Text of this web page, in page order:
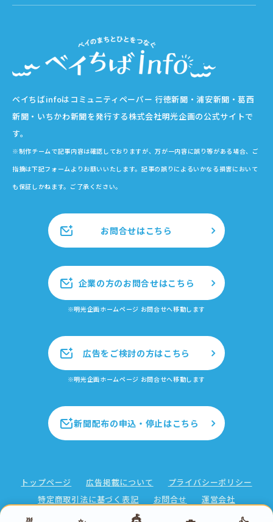
ベイちばinfoはコミュニティペーパー 行徳新聞・浦安新聞・葛西
新聞・いちかわ新聞を発行する株式会社明光企画の公式サイトで
す。
※制作チームで記事内容は確認しておりますが、万が一内容に誤り等がある場合、ご
指摘は下記フォームよりお願いいたします。記事の誤りによるいかなる損害において
も保証しかねます。ご了承ください。
お問合せはこちら
企業の方のお問合せはこちら
※明光企画ホームページ お問合せへ移動します
広告をご検討の方はこちら
※明光企画ホームページ お問合せへ移動します
新聞配布の申込・停止はこちら
🎪
トップページ 広告掲載について
プライバシーポリシー
特定商取引法に基づく表記
お問合せ 運営会社